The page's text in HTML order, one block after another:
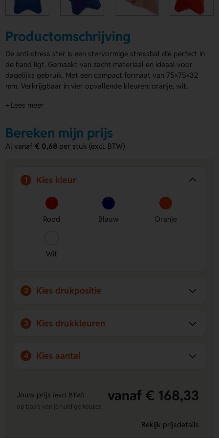
Productomschrijving
De anti-stress ster is een stervormige stressbal die perfect in
de hand ligt. Gemaakt van zacht materiaal en ideaal voor
dagelijks gebruik. Met een compact formaat van 75×75×32
mm. Verkrijgbaar in vier opvallende kleuren: oranje, wit,
de voor- en/of achterzijde met jouw logo of boodschap. Een
campagne. Laat je merk opvallen en geef je relaties een
glimlach cadeau!
+ Lees meer
Bereken mijn prijs
Al vanaf€ 0,68 per stuk (excl. BTW)
1 Kies kleur
Rood Blauw Oranje
Wit
2 Kies drukpositie
3 Kies drukkleuren
4 Kies aantal
Jouw prijs (excl. BTW) vanaf € 168,33
op basis van je huidige keuzes
Bekijk prijsdetails